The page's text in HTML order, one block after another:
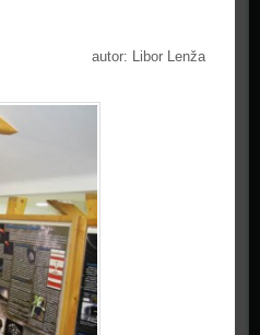
autor: Libor Lenža